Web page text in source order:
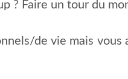
? Faire un tour du
de vie mais vous